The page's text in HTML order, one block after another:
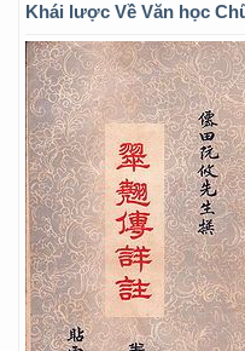
Khái lược Về Văn học